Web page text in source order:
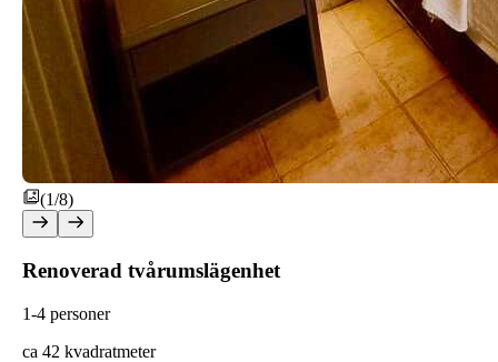
(1/8)
Renoverad tvårumslägenhet
1-4 personer
ca 42 kvadratmeter